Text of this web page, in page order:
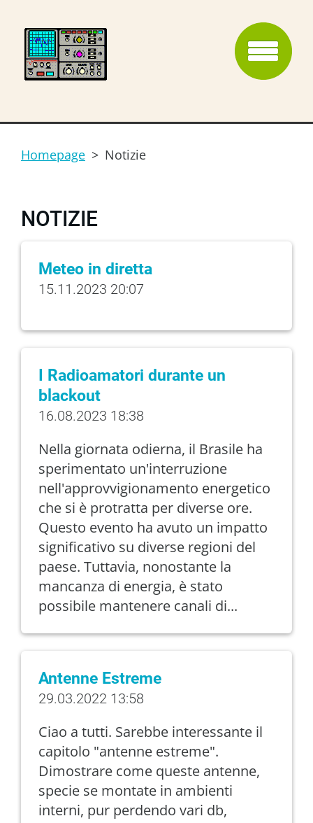
Homepage > Notizie
NOTIZIE
Meteo in diretta
15.11.2023 20:07
I Radioamatori durante un
blackout
16.08.2023 18:38
Nella giornata odierna, il Brasile ha
sperimentato un'interruzione
nell'approvvigionamento energetico
che si è protratta per diverse ore.
Questo evento ha avuto un impatto
significativo su diverse regioni del
paese. Tuttavia, nonostante la
mancanza di energia, è stato
possibile mantenere canali di...
Antenne Estreme
29.03.2022 13:58
Ciao a tutti. Sarebbe interessante il
capitolo "antenne estreme".
Dimostrare come queste antenne,
specie se montate in ambienti
interni, pur perdendo vari db,